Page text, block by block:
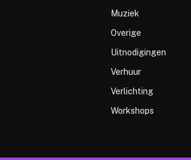
Muziek
Overige
Uitnodigingen
Verhuur
Verlichting
Workshops